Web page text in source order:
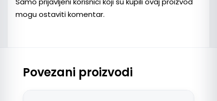
mogu ostaviti komentar.
Povezani proizvodi